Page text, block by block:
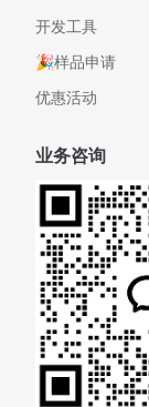
开发工具
🎉样品申请
优惠活动
业务咨询